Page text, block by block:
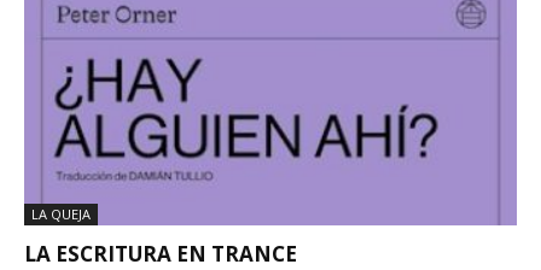
LA QUEJA
LA ESCRITURA EN TRANCE